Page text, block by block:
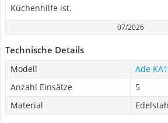
Küchenhilfe ist.
07/2026
Technische Details
Modell
Ade
Anzahl Einsätze
5
Material